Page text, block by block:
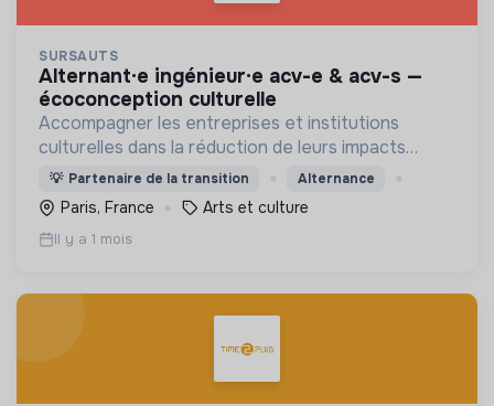
SURSAUTS
alternant·e ingénieur·e acv-e & acv-s —
écoconception culturelle
Accompagner les entreprises et institutions
culturelles dans la réduction de leurs impacts
environnementaux
💡 Partenaire de la transition Alternance
Paris, France Arts et culture
Il y a 1 mois